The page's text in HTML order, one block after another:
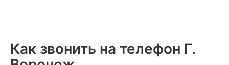
Как звонить на телефон Г.